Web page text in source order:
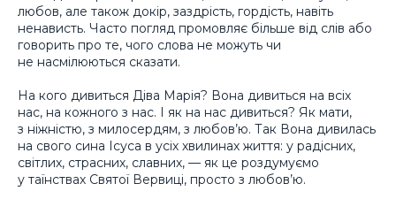
любов, але також докір, заздрість, гордість, навіть
ненависть. Часто погляд промовляє більше від слів або
говорить про те, чого слова не можуть чи
не насмілюються сказати.
На кого дивиться Діва Марія? Вона дивиться на всіх
нас, на кожного з нас. І як на нас дивиться? Як мати,
з ніжністю, з милосердям, з любов’ю. Так Вона дивилась
на свого сина Ісуса в усіх хвилинах життя: у радісних,
світлих, страсних, славних, — як це роздумуємо
у таїнствах Святої Вервиці, просто з любов’ю.